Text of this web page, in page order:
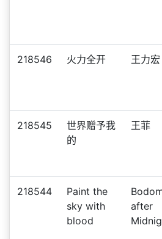
218546 火力全开 王力宏
218545
世界赠予我
的
王菲
218544
Paint the
sky with
blood
after